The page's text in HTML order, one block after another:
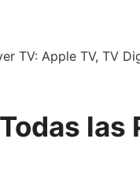
TV: Apple TV, TV
las